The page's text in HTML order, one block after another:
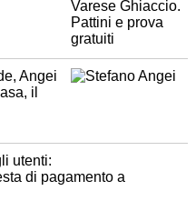
Angei
il
utenti:
di pagamento a